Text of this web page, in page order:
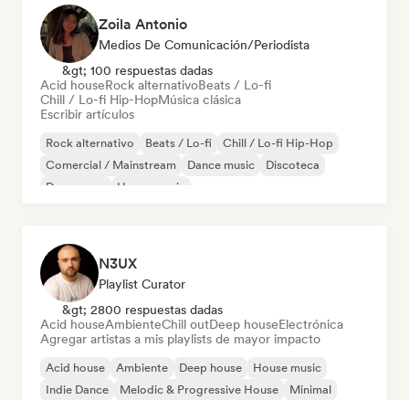
Zoila Antonio
Medios De Comunicación/Periodista
&gt; 100 respuestas dadas
Acid houseRock alternativoBeats / Lo-fi
Chill / Lo-fi Hip-HopMúsica clásica
Escribir artículos
Rock alternativo Beats / Lo-fi
Chill / Lo-fi Hip-Hop
Comercial / Mainstream
Dance music
Discoteca
Dream pop
House music
N3UX
Playlist Curator
&gt; 2800 respuestas dadas
Acid houseAmbienteChill outDeep houseElectrónica
Agregar artistas a mis playlists de mayor impacto
Acid house Ambiente Deep house
House music
Indie Dance
Melodic & Progressive House
Minimal